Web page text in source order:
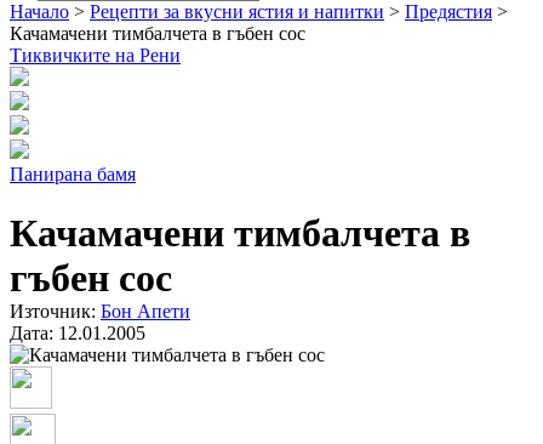
Начало > Рецепти за вкусни ястия и напитки > Предястия >
Качамачени тимбалчета в гъбен сос
Тиквичките на Рени
Панирана бамя
Качамачени тимбалчета в
гъбен сос
Източник: Бон Апети
Дата: 12.01.2005